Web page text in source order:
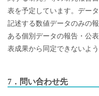
表を予定しています。デー
記述する数値データのみの
ある個別データの報告・公
表成果から同定できないよ
7．問い合わせ先